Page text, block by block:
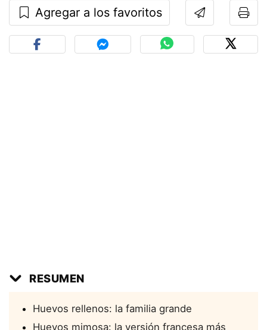
Agregar a los favoritos
RESUMEN
Huevos rellenos: la familia grande
Huevos mimosa: la versión francesa más